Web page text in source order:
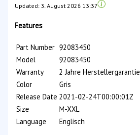
Updated: 3. August 2026 13:37
Features
Part Number 92083450
Model
92083450
Warranty
2 Jahre Herstellergarantie
Color
Gris
Release Date 2021-02-24T00:00:01Z
Size
M-XXL
Language
Englisch